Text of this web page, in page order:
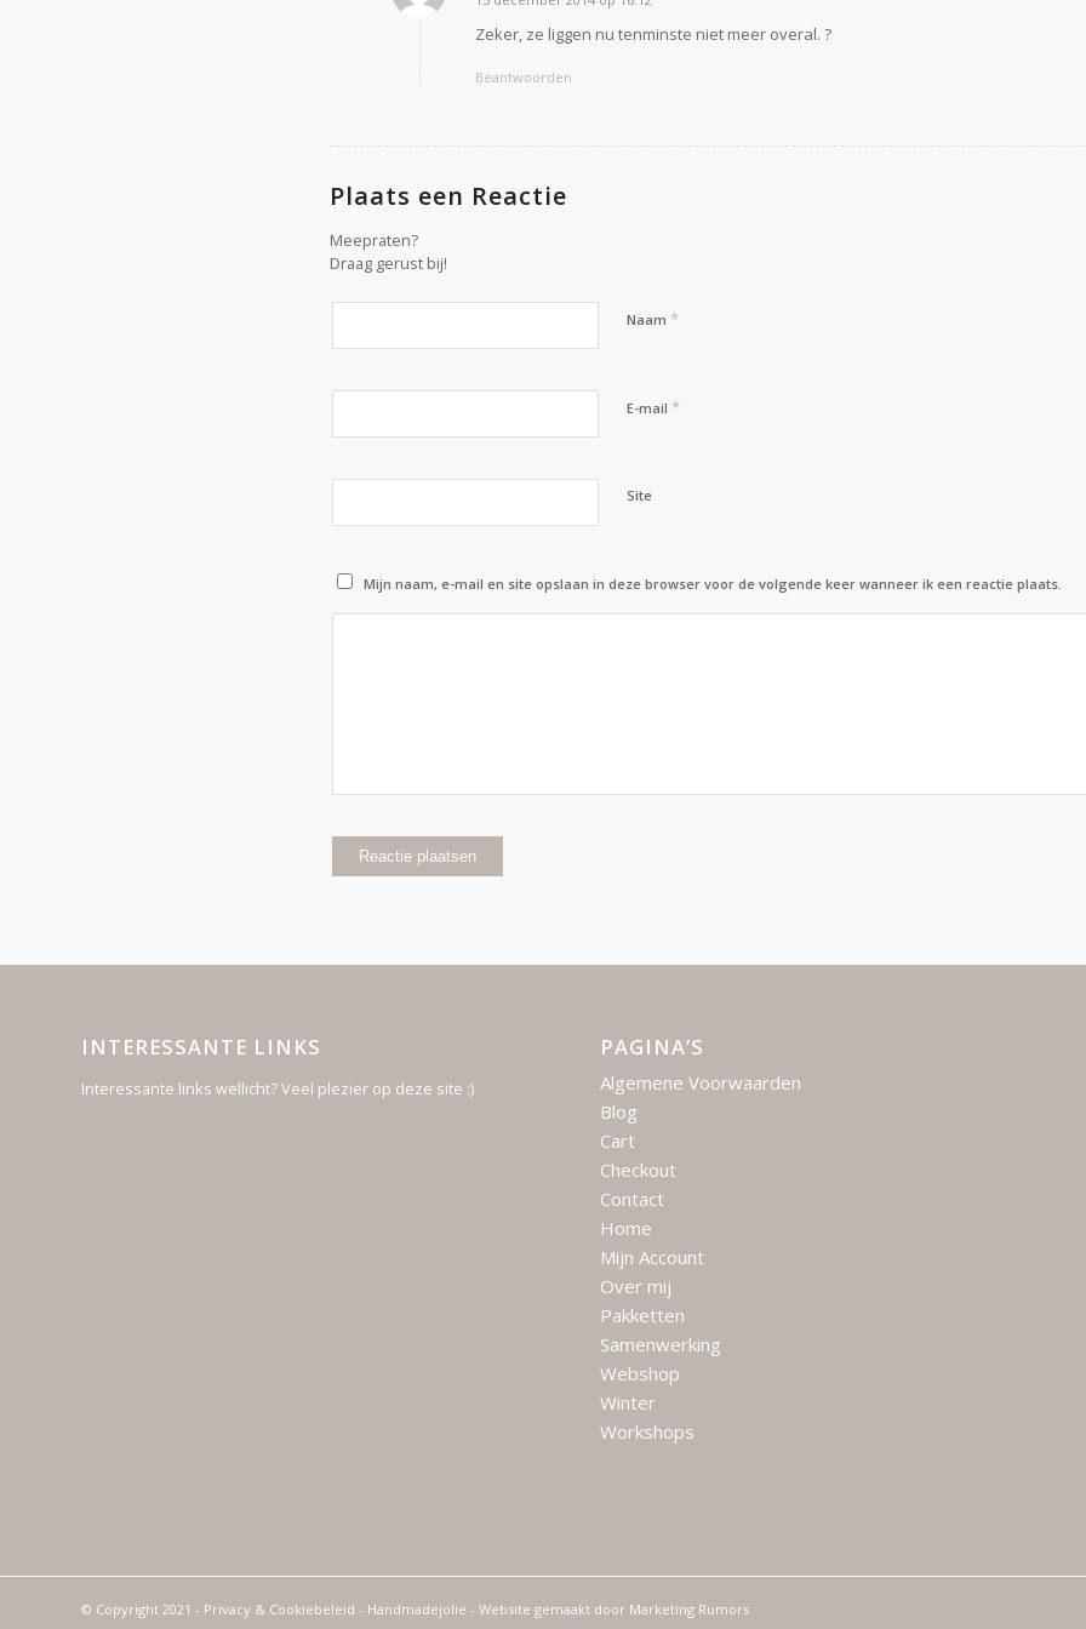
zegt:
Zeker, ze liggen nu tenminste niet meer overal. ?
Beantwoorden
Plaats een Reactie
Meepraten?
Draag gerust bij!
Naam *
E-mail *
Site
Mijn naam, e-mail en site opslaan in deze browser voor de volgende keer wanneer ik een reactie plaats.
INTERESSANTE LINKS
Interessante links wellicht? Veel plezier op deze site :)
PAGINA’S
Algemene Voorwaarden
Blog
Cart
Checkout
Contact
Home
Mijn Account
Over mij
Pakketten
Samenwerking
Webshop
Winter
Workshops
© Copyright 2021 - Privacy & Cookiebeleid - Handmadejolie - Website gemaakt door Marketing Rumors